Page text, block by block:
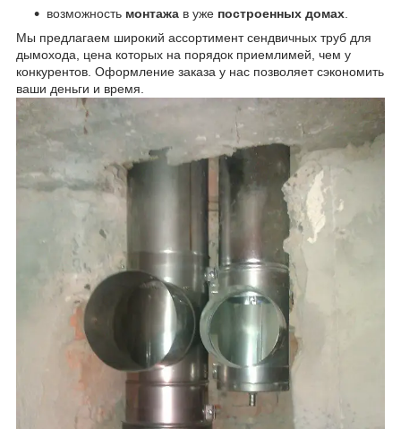
возможность монтажа в уже построенных домах
Мы предлагаем широкий ассортимент сендвичных труб для
дымохода, цена которых на порядок приемлимей, чем у
конкурентов. Оформление заказа у нас позволяет сэкономить
ваши деньги и время.